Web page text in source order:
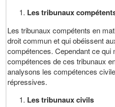
Les tribunaux
Les tribunaux compétents en
droit commun et qui obéissent
compétences. Cependant ce qui
compétences de ces tribunaux
analysons les compétences
répressives.
Les tribunaux civils